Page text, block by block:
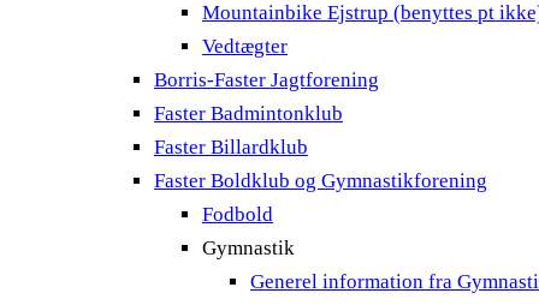
Mountainbike Ejstrup (benyttes pt
Vedtægter
Borris-Faster Jagtforening
Faster Badmintonklub
Faster Billardklub
Faster Boldklub og Gymnastikforening
Fodbold
Gymnastik
Generel information fra